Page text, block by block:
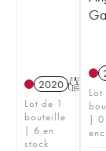
2020 T
Lot de 1
bouteille
| 6 en
stock
Lot
| 0